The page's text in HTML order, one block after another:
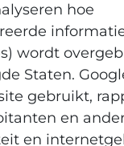
hoe
wordt
Staten.
gebruikt,
en
en